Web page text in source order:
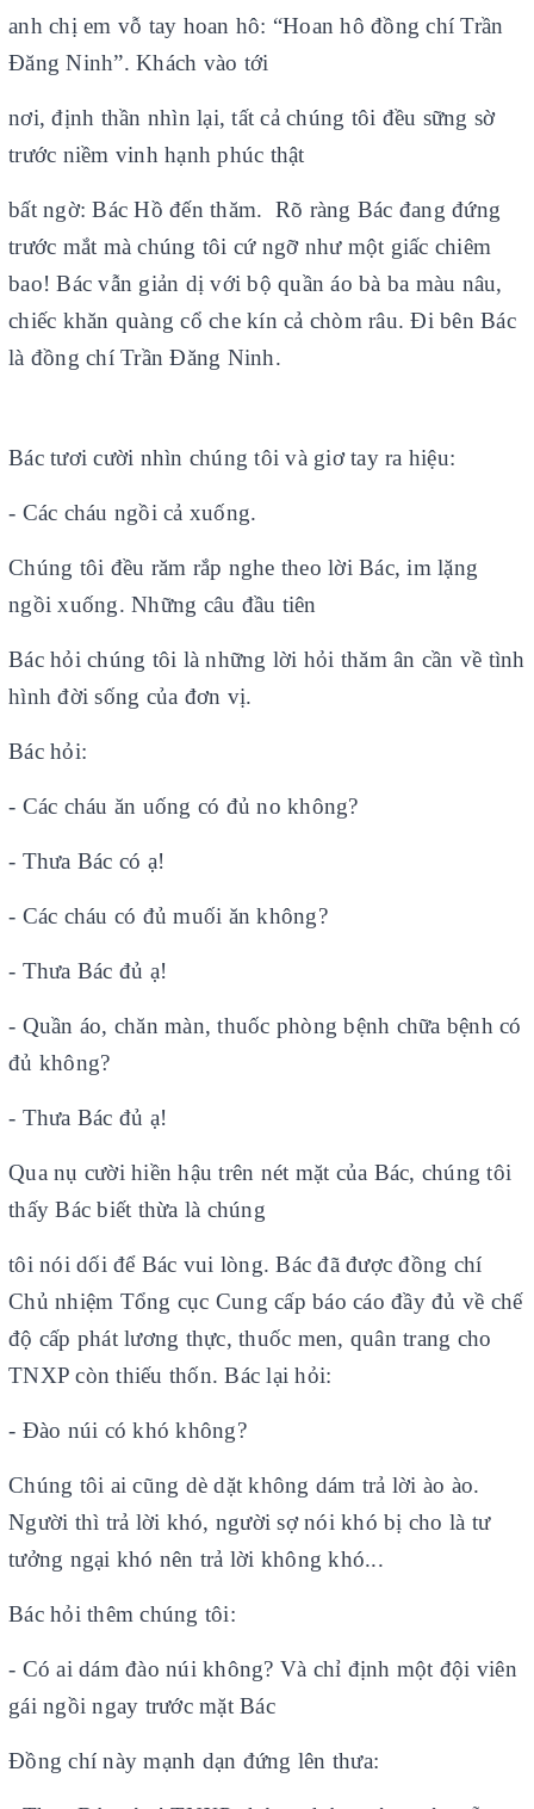
anh chị em vỗ tay hoan hô: “Hoan hô đồng chí Trần
Đăng Ninh”. Khách vào tới
nơi, định thần nhìn lại, tất cả chúng tôi đều sững sờ
trước niềm vinh hạnh phúc thật
bất ngờ: Bác Hồ đến thăm. Rõ ràng Bác đang đứng
trước mắt mà chúng tôi cứ ngỡ như một giấc chiêm
bao! Bác vẫn giản dị với bộ quần áo bà ba màu nâu,
chiếc khăn quàng cổ che kín cả chòm râu. Đi bên Bác
là đồng chí Trần Đăng Ninh.
Bác tươi cười nhìn chúng tôi và giơ tay ra hiệu:
- Các cháu ngồi cả xuống.
Chúng tôi đều răm rắp nghe theo lời Bác, im lặng
ngồi xuống. Những câu đầu tiên
Bác hỏi chúng tôi là những lời hỏi thăm ân cần về tình
hình đời sống của đơn vị.
Bác hỏi:
- Các cháu ăn uống có đủ no không?
- Thưa Bác có ạ!
- Các cháu có đủ muối ăn không?
- Thưa Bác đủ ạ!
- Quần áo, chăn màn, thuốc phòng bệnh chữa bệnh có
đủ không?
- Thưa Bác đủ ạ!
Qua nụ cười hiền hậu trên nét mặt của Bác, chúng tôi
thấy Bác biết thừa là chúng
tôi nói dối để Bác vui lòng. Bác đã được đồng chí
Chủ nhiệm Tổng cục Cung cấp báo cáo đầy đủ về chế
độ cấp phát lương thực, thuốc men, quân trang cho
TNXP còn thiếu thốn. Bác lại hỏi:
- Đào núi có khó không?
Chúng tôi ai cũng dè dặt không dám trả lời ào ào.
Người thì trả lời khó, người sợ nói khó bị cho là tư
tưởng ngại khó nên trả lời không khó...
Bác hỏi thêm chúng tôi:
- Có ai dám đào núi không? Và chỉ định một đội viên
gái ngồi ngay trước mặt Bác
Đồng chí này mạnh dạn đứng lên thưa: